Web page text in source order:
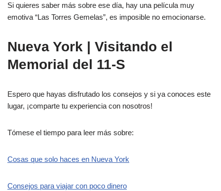
Si quieres saber más sobre ese día, hay una película muy
emotiva “Las Torres Gemelas”, es imposible no emocionarse.
Nueva York | Visitando el
Memorial del 11-S
Espero que hayas disfrutado los consejos y si ya conoces este
lugar, ¡comparte tu experiencia con nosotros!
Tómese el tiempo para leer más sobre:
Cosas que solo haces en Nueva York
Consejos para viajar con poco dinero